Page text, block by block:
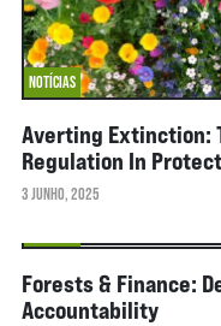
NOTÍCIAS
Averting Extinction:
Regulation In
3 JUNHO, 2025
Forests & Finance:
Accountability